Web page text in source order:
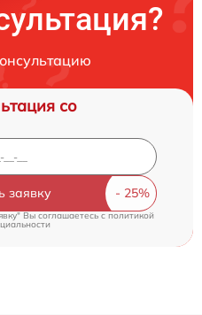
со
заявку
Вы соглашаетесь cполитикой